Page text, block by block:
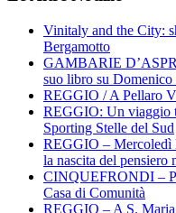
Vinitaly and the City:
Bergamotto
GAMBARIE
suo libro su Domenico
REGGIO / A Pellaro
REGGIO: Un viaggio
Sporting Stelle del Sud
REGGIO – Mercoledì
la nascita del pensiero
CINQUEFRONDI –
Casa di Comunità
REGGIO – A S.